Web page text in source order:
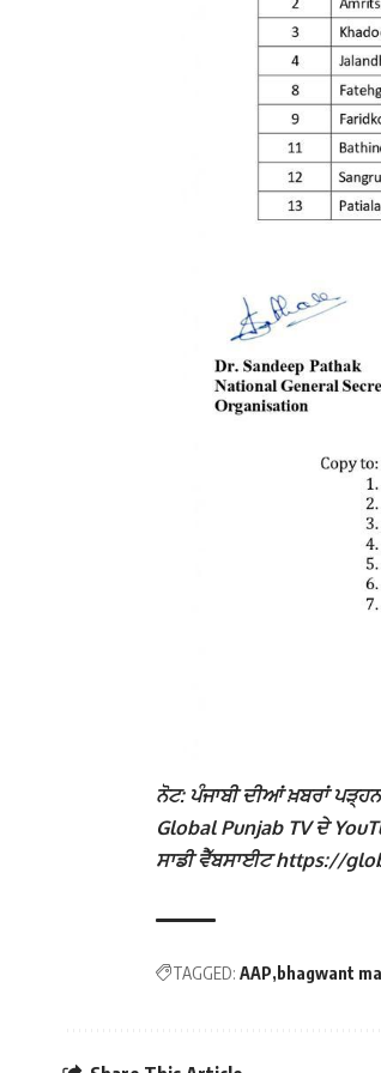
ਨੋਟ: ਪੰਜਾਬੀ ਦੀਆਂ ਖ਼ਬਰਾਂ
Global Punjab TV ਦੇ
ਸਾਡੀ ਵੈੱਬਸਾਈਟ https://
TAGGED: AAP bhagwant